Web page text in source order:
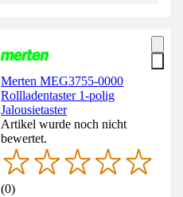
Merten MEG3755-0000
Rollladentaster 1-polig
Jalousietaster
Artikel wurde noch nicht
bewertet.
(0)